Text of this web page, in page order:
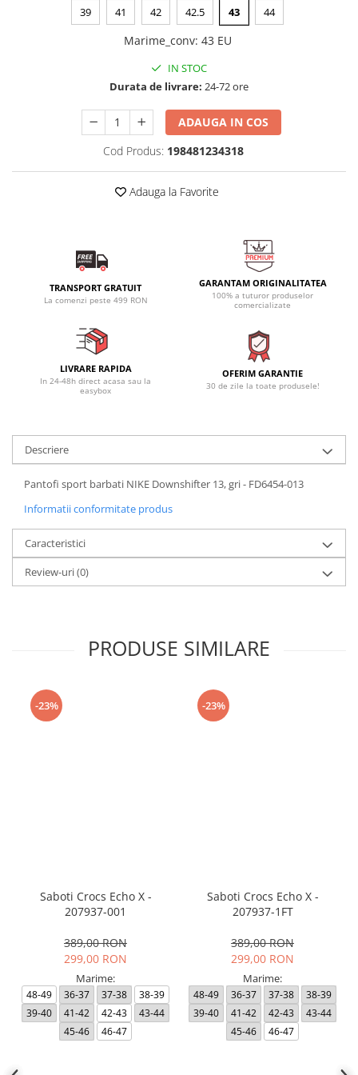
39 41 42 42.5 43 44
Marime_conv: 43 EU
IN STOC
Durata de livrare: 24-72 ore
ADAUGA IN COS
Cod Produs: 198481234318
Adauga la Favorite
TRANSPORT GRATUIT
La comenzi peste 499 RON
GARANTAM ORIGINALITATEA
100% a tuturor produselor
comercializate
LIVRARE RAPIDA
In 24-48h direct acasa sau la
easybox
OFERIM GARANTIE
30 de zile la toate produsele!
Descriere
Pantofi sport barbati NIKE Downshifter 13, gri - FD6454-013
Informatii conformitate produs
Caracteristici
Review-uri(0)
PRODUSE SIMILARE
-23%
Saboti Crocs Echo X -
207937-001
389,00 RON
299,00 RON
Marime:
48-49 36-37 37-38
38-39
39-40
41-42 42-43
43-44
45-46
46-47
-23%
Saboti Crocs Echo X -
207937-1FT
389,00 RON
299,00 RON
Marime:
48-49 36-37 37-38
38-39
39-40
41-42 42-43
43-44
45-46
46-47